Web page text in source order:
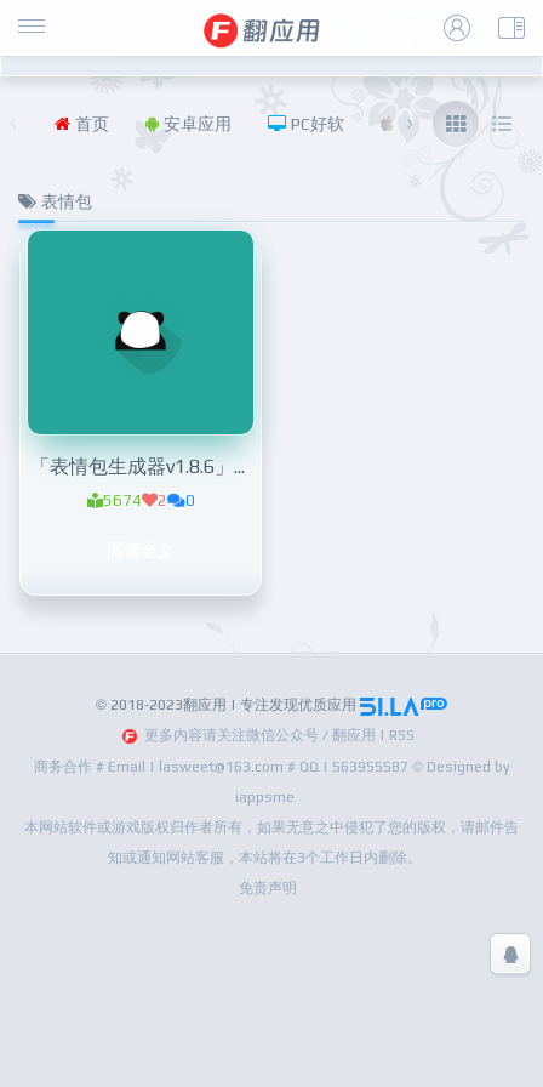
首页 安卓应用 PC好软 iOS 福利
表情包
「表情包生成器v1.8.6」自定义表情包
5674 2 0
© 2018-2023翻应用 | 专注发现优质应用
更多内容请关注微信公众号 / 翻应用 | RSS
商务合作 # Email | lasweet@163.com # QQ | 563955587 © Designed by
iappsme
本网站软件或游戏版权归作者所有，如果无意之中侵犯了您的版权，请邮件告
知或通知网站客服，本站将在3个工作日内删除。
免责声明